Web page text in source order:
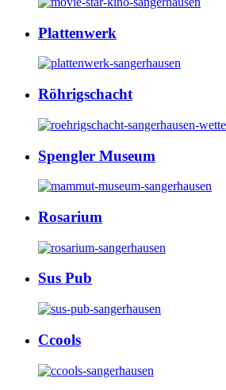
Plattenwerk
Röhrigschacht
Spengler Museum
Rosarium
Sus Pub
Ccools